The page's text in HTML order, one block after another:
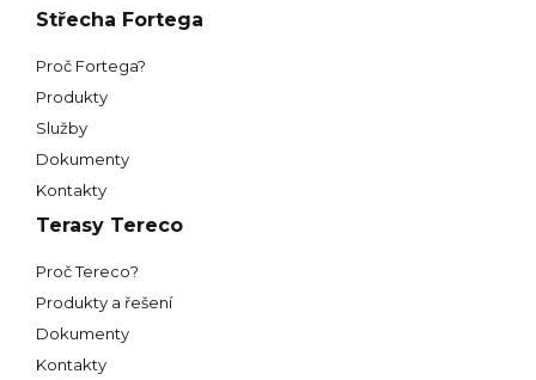
Střecha Fortega
Proč Fortega?
Produkty
Služby
Dokumenty
Kontakty
Terasy Tereco
Proč Tereco?
Produkty a řešení
Dokumenty
Kontakty